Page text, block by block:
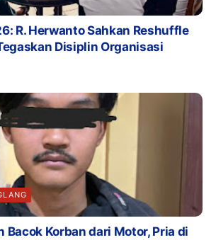
R. Herwanto Sahkan Reshuffle
Disiplin Organisasi
Bacok Korban dari Motor, Pria di